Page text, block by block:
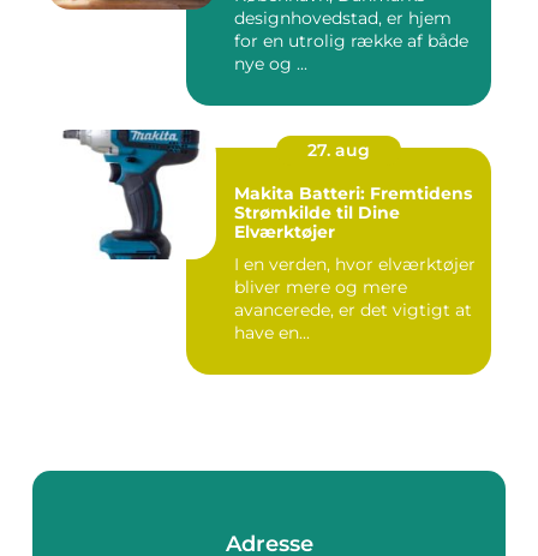
designhovedstad, er hjem
for en utrolig række af både
nye og ...
27. aug
Makita Batteri: Fremtidens
Strømkilde til Dine
Elværktøjer
I en verden, hvor elværktøjer
bliver mere og mere
avancerede, er det vigtigt at
have en...
Adresse